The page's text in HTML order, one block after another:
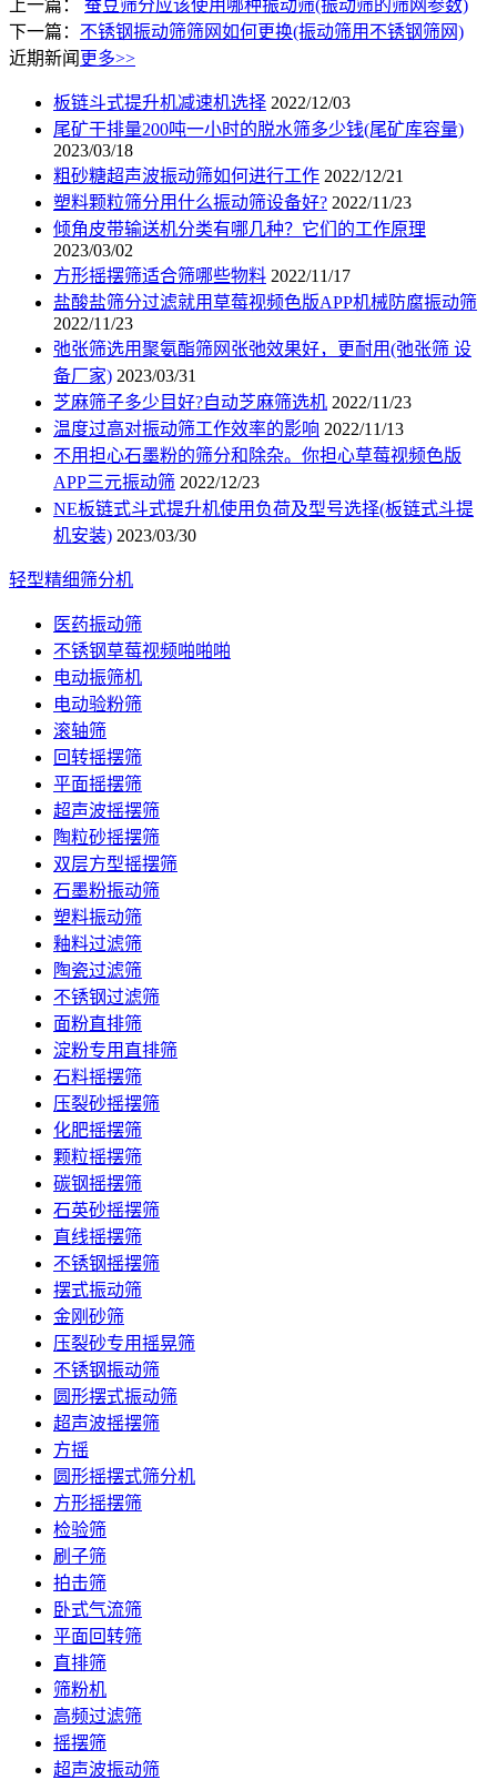
上一篇： 蚕豆筛分应该使用哪种振动筛(振动筛的筛网参数)
下一篇： 不锈钢振动筛筛网如何更换(振动筛用不锈钢筛网)
近期新闻 更多>>
板链斗式提升机减速机选择 2022/12/03
尾矿干排量200吨一小时的脱水筛多少钱(尾矿库容量)
2023/03/18
粗砂糖超声波振动筛如何进行工作 2022/12/21
塑料颗粒筛分用什么振动筛设备好? 2022/11/23
倾角皮带输送机分类有哪几种？它们的工作原理
2023/03/02
方形摇摆筛适合筛哪些物料 2022/11/17
盐酸盐筛分过滤就用草莓视频色版APP机械防腐振动筛
2022/11/23
弛张筛选用聚氨酯筛网张弛效果好，更耐用(弛张筛 设
备厂家) 2023/03/31
芝麻筛子多少目好?自动芝麻筛选机 2022/11/23
温度过高对振动筛工作效率的影响 2022/11/13
不用担心石墨粉的筛分和除杂。你担心草莓视频色版
APP三元振动筛 2022/12/23
NE板链式斗式提升机使用负荷及型号选择(板链式斗提
机安装) 2023/03/30
轻型精细筛分机
医药振动筛
不锈钢草莓视频啪啪啪
电动振筛机
电动验粉筛
滚轴筛
回转摇摆筛
平面摇摆筛
超声波摇摆筛
陶粒砂摇摆筛
双层方型摇摆筛
石墨粉振动筛
塑料振动筛
釉料过滤筛
陶瓷过滤筛
不锈钢过滤筛
面粉直排筛
淀粉专用直排筛
石料摇摆筛
压裂砂摇摆筛
化肥摇摆筛
颗粒摇摆筛
碳钢摇摆筛
石英砂摇摆筛
直线摇摆筛
不锈钢摇摆筛
摆式振动筛
金刚砂筛
压裂砂专用摇晃筛
不锈钢振动筛
圆形摆式振动筛
超声波摇摆筛
方摇
圆形摇摆式筛分机
方形摇摆筛
检验筛
刷子筛
拍击筛
卧式气流筛
平面回转筛
直排筛
筛粉机
高频过滤筛
摇摆筛
超声波振动筛